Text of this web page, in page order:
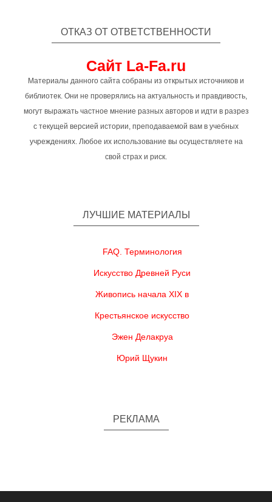
ОТКАЗ ОТ ОТВЕТСТВЕННОСТИ
Сайт La-Fa.ru
Материалы данного сайта собраны из открытых источников и
библиотек. Они не проверялись на актуальность и правдивость,
могут выражать частное мнение разных авторов и идти в разрез
с текущей версией истории, преподаваемой вам в учебных
учреждениях. Любое их использование вы осуществляете на
свой страх и риск.
ЛУЧШИЕ МАТЕРИАЛЫ
FAQ. Терминология
Искусство Древней Руси
Живопись начала XIX в
Крестьянское искусство
Эжен Делакруа
Юрий Щукин
РЕКЛАМА